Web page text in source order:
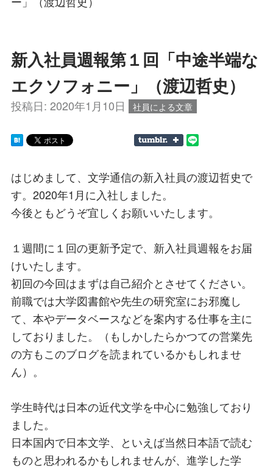
新入社員週報第１回「中途半端な
エクソフォニー」（渡辺哲史）
投稿日: 2020年1月10日 社員による文章
はじめまして、文学通信の新入社員の渡辺哲史で
す。2020年1月に入社しました。
今後ともどうぞ宜しくお願いいたします。
１週間に１回の更新予定で、新入社員週報をお届
けいたします。
初回の今回はまずは自己紹介とさせてください。
前職では大学図書館や先生の研究室にお邪魔し
て、本やデータベースなどを案内する仕事を主に
しておりました。（もしかしたらかつての営業先
の方もこのブログを読まれているかもしれませ
ん）。
学生時代は日本の近代文学を中心に勉強しており
ました。
日本国内で日本文学、といえば当然日本語で読む
ものと思われるかもしれませんが、進学した学